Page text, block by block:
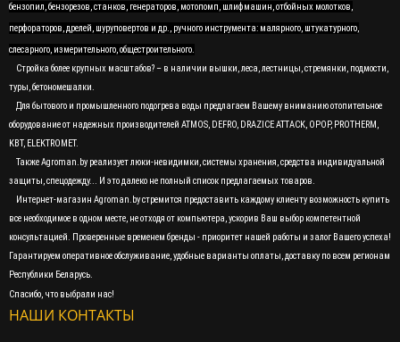
бензопил, бензорезов, станков, генераторов, мотопомп, шлифмашин, отбойных молотков,
перфораторов, дрелей, шуруповертов и др., ручного инструмента: малярного, штукатурного,
слесарного, измерительного, общестроительного.
Стройка более крупных масштабов? – в наличии вышки, леса, лестницы, стремянки, подмости,
туры, бетономешалки.
Для бытового и промышленного подогрева воды предлагаем Вашему вниманию отопительное
оборудование от надежных производителей ATMOS, DEFRO, DRAZICE ATTACK, OPOP, PROTHERM,
KBT, ELEKTROMET.
Также Agroman.by реализует люки-невидимки, системы хранения, средства индивидуальной
защиты, спецодежду... И это далеко не полный список предлагаемых товаров.
Интернет-магазин Agroman.by стремится предоставить каждому клиенту возможность купить
все необходимое в одном месте, не отходя от компьютера, ускорив Ваш выбор компетентной
консультацией. Проверенные временем бренды - приоритет нашей работы и залог Вашего успеха!
Гарантируем оперативное обслуживание, удобные варианты оплаты, доставку по всем регионам
Республики Беларусь.
Спасибо, что выбрали нас!
НАШИ КОНТАКТЫ